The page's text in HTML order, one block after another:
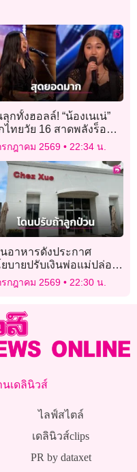
กทั้งฮอลล์! “น้องเนเน่”
ไทยวัย 16 สาดพลังร็อก
ง Zombie บนเวที
Got Talent
กฎาคม 2569 22:34 น.
อาหารดังประกาศ
บายปรับเงินพ่อแม่ปล่อย
วนพังร้าน
กฎาคม 2569 22:30 น.
เดลินิวส์
ไลฟ์สไตล์
เดลินิวส์clips
PR by dataxet